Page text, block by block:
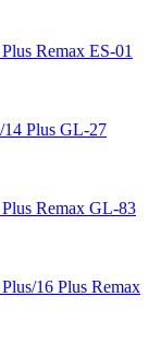
Remax ES-01
14 Plus GL-27
Remax GL-83
16 Plus Remax